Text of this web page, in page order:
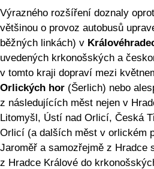
Výrazného rozšíření doznaly
většinou o provoz autobusů
běžných linkách) v
uvedených krkonošských a
v tomto kraji dopraví mezi
Orlických hor (Šerlich) nebo
z následujících měst nejen v
Litomyšl, Ústí nad Orlicí, Česká
Orlicí (a dalších měst v orlickém
Jaroměř a samozřejmě z Hradce
z Hradce Králové do